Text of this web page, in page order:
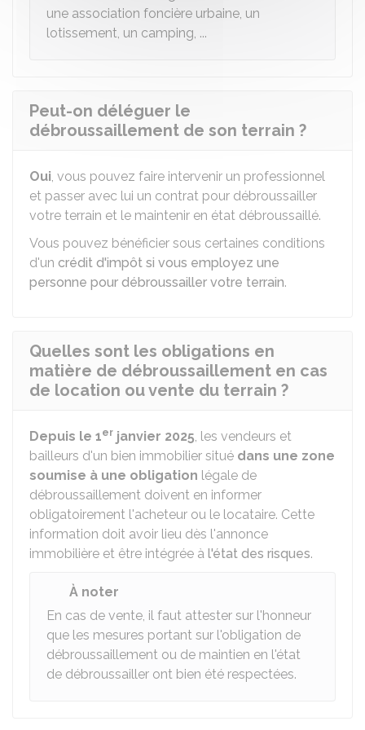
une association foncière urbaine, un
lotissement, un camping, ...
Peut-on déléguer le
débroussaillement de son terrain ?
Oui, vous pouvez faire intervenir un professionnel
et passer avec lui un contrat pour débroussailler
votre terrain et le maintenir en état débroussaillé.
Vous pouvez bénéficier sous certaines conditions
d'un crédit d'impôt si vous employez une
personne pour débroussailler votre terrain.
Quelles sont les obligations en
matière de débroussaillement en cas
de location ou vente du terrain ?
Depuis le 1er janvier 2025, les vendeurs et
bailleurs d'un bien immobilier situé dans une zone
soumise à une obligation légale de
débroussaillement doivent en informer
obligatoirement l'acheteur ou le locataire. Cette
information doit avoir lieu dès l'annonce
immobilière et être intégrée à l'état des risques.
À noter
En cas de vente, il faut attester sur l'honneur
que les mesures portant sur l'obligation de
débroussaillement ou de maintien en l'état
de débroussailler ont bien été respectées.